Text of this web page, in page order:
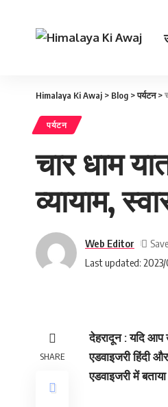
Himalaya Ki Awaj > Blog >पर्यटन>
पर्यटन
चार धाम
व्‍यायाम,
Last updated:
Web Editor
SHARE
देहरादून : यदि आप
एडवाइजरी हिंदी
एडवाइजरी में